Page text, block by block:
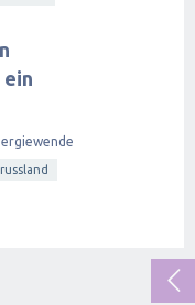
russland